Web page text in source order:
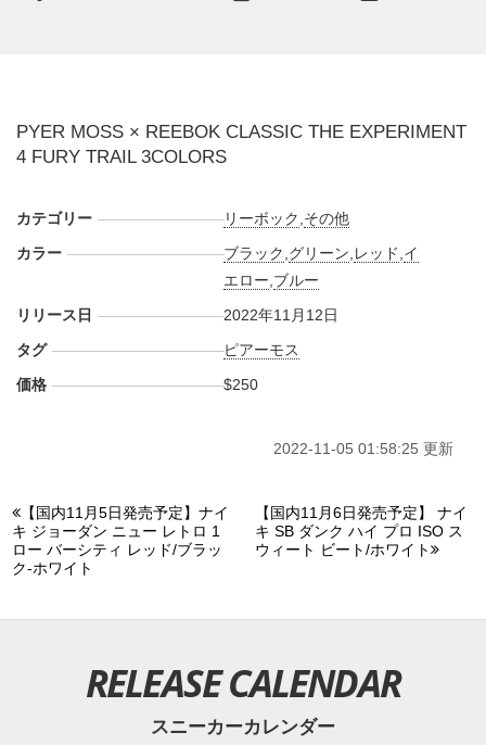
PYER MOSS × REEBOK CLASSIC THE EXPERIMENT
4 FURY TRAIL 3COLORS
カテゴリー リーボック その他
カラー
ブラック グリーン レッド イ
エロー ブルー
リリース日
2022年11月12日
タグ
ピアーモス
価格
$250
2022-11-05 01:58:25 更新
【国内11月5日発売予定】ナイ
キ ジョーダン ニュー レトロ 1
ロー バーシティ レッド/ブラッ
ク-ホワイト
【国内11月6日発売予定】 ナイ
キ SB ダンク ハイ プロ ISO ス
ウィート ビート/ホワイト
RELEASE CALENDAR
スニーカーカレンダー